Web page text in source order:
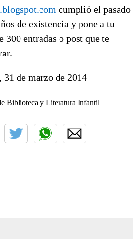
cumplió el pasado
de existencia y pone a tu
300 entradas o post que te
31 de marzo de 2014
Biblioteca y Literatura Infantil